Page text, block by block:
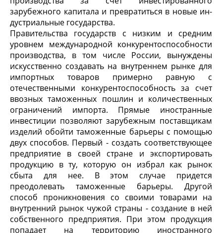
зарубежного капитала и превратиться в новые ин­
дустриальные государства.
Правительства государств с низким и средним
уровнем международной конкурентоспособности
производства, в том числе России, вынуждены
искусст­венно создавать на внутреннем рынке для
импортных товаров примерно равную с
отечественными конкурентоспособность за счет
ввозных таможенных пошлин и количественных
ограничений импорта. Прямые иностранные
инвестиции поз­воляют зарубежным поставщикам
изделий обойти таможенные барьеры с помо­щью
двух способов. Первый - создать соответствующее
предприятие в своей стране и экспортировать
продукцию в ту, которую он избрал как рынок
сбыта для нее. В этом случае придется
преодолевать таможенные барьеры. Другой
способ проникновения со своими товарами на
внутренний рынок чужой страны - создание в ней
собственного предприятия. При этом продукция
попадает на территорию иностранного